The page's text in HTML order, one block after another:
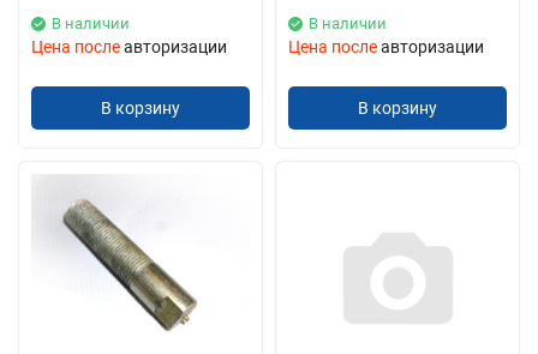
В наличии
Цена послеавторизации
В корзину
В наличии
Цена послеавторизации
В корзину